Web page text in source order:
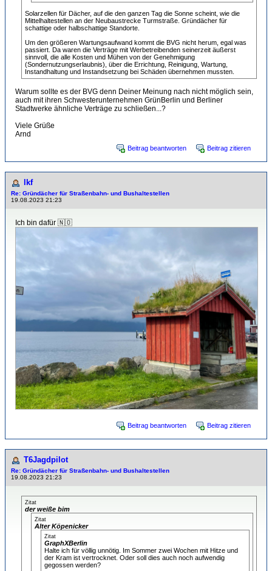
Solarzellen für Dächer, auf die den ganzen Tag die Sonne scheint, wie die
Mittelhaltestellen an der Neubaustrecke Turmstraße. Gründächer für
schattige oder halbschattige Standorte.
Um den größeren Wartungsaufwand kommt die BVG nicht herum, egal was
passiert. Da waren die Verträge mit Werbetreibenden seinerzeit äußerst
sinnvoll, die alle Kosten und Mühen von der Genehmigung
(Sondernutzungserlaubnis), über die Errichtung, Reinigung, Wartung,
Instandhaltung und Instandsetzung bei Schäden übernehmen mussten.
Warum sollte es der BVG denn Deiner Meinung nach nicht möglich sein,
auch mit ihren Schwesterunternehmen GrünBerlin und Berliner
Stadtwerke ähnliche Verträge zu schließen...?
Viele Grüße
Arnd
Beitrag beantworten Beitrag zitieren
lkf
Re: Gründächer für Straßenbahn- und Bushaltestellen
19.08.2023 21:23
Ich bin dafür 🇳🇴
Beitrag beantworten Beitrag zitieren
T6Jagdpilot
Re: Gründächer für Straßenbahn- und Bushaltestellen
19.08.2023 21:23
Zitat
der weiße bim
Zitat
Alter Köpenicker
Zitat
GraphXBerlin
Halte ich für völlig unnötig. Im Sommer zwei Wochen mit Hitze und
der Kram ist vertrocknet. Oder soll dies auch noch aufwendig
gegossen werden?